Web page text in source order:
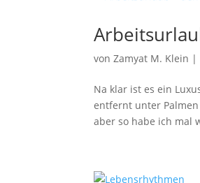
vonZamyat M. Klein |
Na klar ist es ein
entfernt unter
aber so habe ich mal